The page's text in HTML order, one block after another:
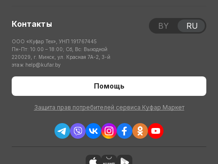
Контакты
ООО «Куфар Тех», УНП 191767445
Пн-Пт: 10:00 – 18:00; Сб, Вс: Выходной
220029, г. Минск, ул. Красная 7А-2, 3-й
этаж help@kufar.by
Помощь
Защита прав потребителей сервиса Куфар Маркет
BY RU